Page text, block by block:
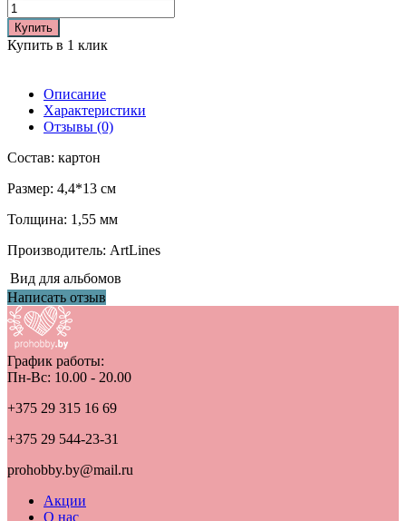
Купить
Купить в 1 клик
Описание
Характеристики
Отзывы (0)
Состав: картон
Размер: 4,4*13 см
Толщина: 1,55 мм
Производитель: ArtLines
Вид для альбомов
Написать отзыв
График работы:
Пн-Вс: 10.00 - 20.00
+375 29 315 16 69
+375 29 544-23-31
prohobby.by@mail.ru
Акции
О нас